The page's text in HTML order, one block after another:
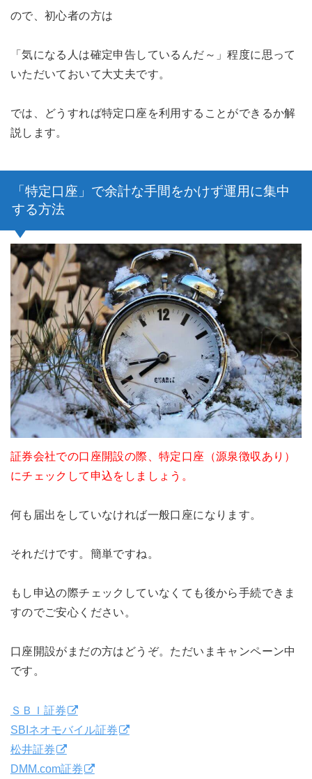
ので、初心者の方は
「気になる人は確定申告しているんだ～」程度に思って
いただいておいて大丈夫です。
では、どうすれば特定口座を利用することができるか解
説します。
「特定口座」で余計な手間をかけず運用に集中
する方法
証券会社での口座開設の際、特定口座（源泉徴収あり）
にチェックして申込をしましょう。
何も届出をしていなければ一般口座になります。
それだけです。簡単ですね。
もし申込の際チェックしていなくても後から手続できま
すのでご安心ください。
口座開設がまだの方はどうぞ。ただいまキャンペーン中
です。
ＳＢＩ証券
SBIネオモバイル証券
松井証券
DMM.com証券